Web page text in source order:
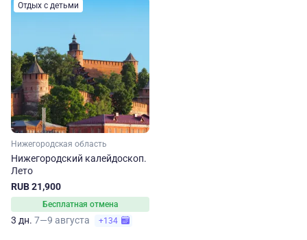
Отдых с детьми
Нижегородская область
Нижегородский калейдоскоп.
Лето
RUB 21,900
Бесплатная отмена
3 дн. 7—9 августа +134